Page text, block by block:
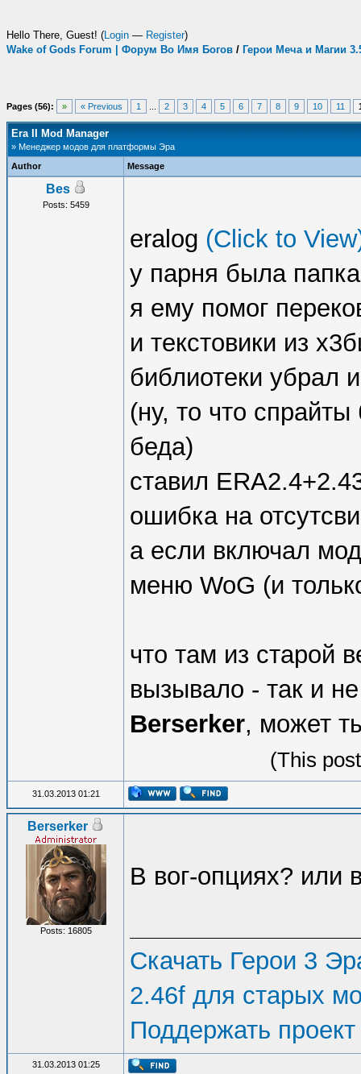
Hello There, Guest! (Login — Register)
Wake of Gods Forum | Форум Во Имя Богов / Герои Меча и Магии
Pages (56): » « Previous 1 2 3 4 5 6 7 8 9 10 11
Era II Mod Manager
» Менеджер модов для платформы Эра
Author
Message
Bes
Posts: 5459
eralog (Click to
у парня была
я ему помог
и текстовики из
библиотеки убрал
(ну, то что спрайты
беда)
ставил
ошибка на
а если включал
меню WoG (и
что там из старой
вызывало - так и
Berserker, может
(This
31.03.2013 01:21
Berserker
Posts: 16805
В вог-опциях? или
Скачать Герои 3
2.46f для старых
Поддержать проект
31.03.2013 01:25